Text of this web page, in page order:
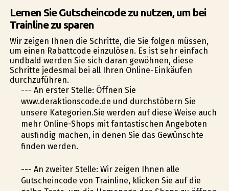
Lernen Sie Gutscheincode zu nutzen, um bei
Trainline zu sparen
Wir zeigen Ihnen die Schritte, die Sie folgen müssen,
um einen Rabattcode einzulösen. Es ist sehr einfach
undbald werden Sie sich daran gewöhnen, diese
Schritte jedesmal bei all Ihren Online-Einkäufen
durchzuführen.
--- An erster Stelle: Öffnen Sie
www.deraktionscode.de und durchstöbern Sie
unsere Kategorien.Sie werden auf diese Weise auch
mehr Online-Shops mit fantastischen Angeboten
ausfindig machen, in denen Sie das Gewünschte
finden werden.
--- An zweiter Stelle: Wir zeigen Ihnen alle
Gutscheincode von Trainline, klicken Sie auf die